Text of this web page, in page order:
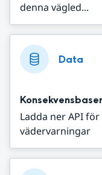
denna vägled...
Data
Ladda ner API
vädervarningar